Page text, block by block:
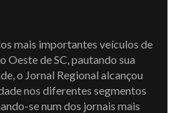
mais importantes veículos de
Oeste de SC, pautando sua
o Jornal Regional alcançou
nos diferentes segmentos
se num dos jornais mais